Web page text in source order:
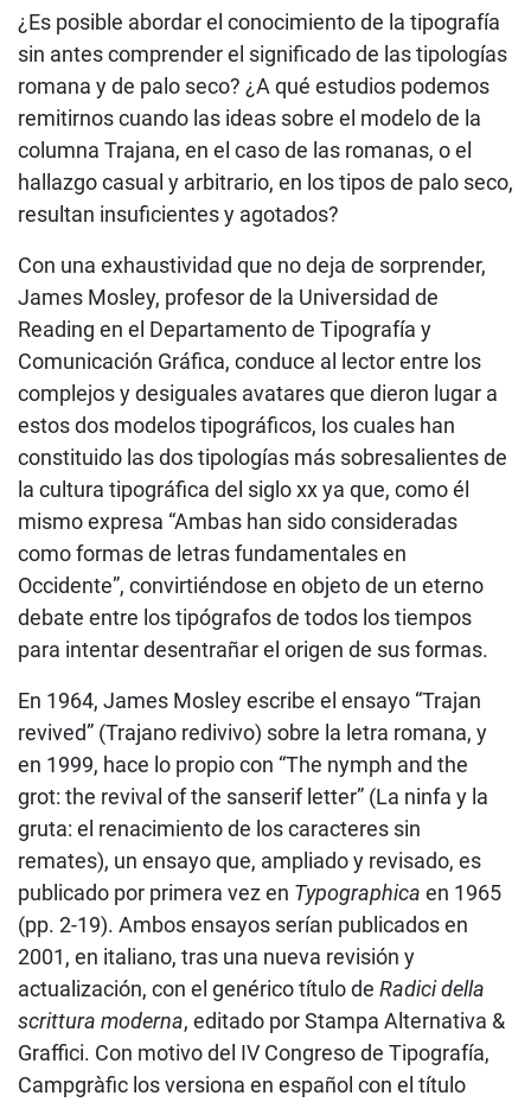
¿Es posible abordar el conocimiento de la tipografía
sin antes comprender el significado de las tipologías
romana y de palo seco? ¿A qué estudios podemos
remitirnos cuando las ideas sobre el modelo de la
columna Trajana, en el caso de las romanas, o el
hallazgo casual y arbitrario, en los tipos de palo seco,
resultan insuficientes y agotados?
Con una exhaustividad que no deja de sorprender,
James Mosley, profesor de la Universidad de
Reading en el Departamento de Tipografía y
Comunicación Gráfica, conduce al lector entre los
complejos y desiguales avatares que dieron lugar a
estos dos modelos tipográficos, los cuales han
constituido las dos tipologías más sobresalientes de
la cultura tipográfica del siglo xx ya que, como él
mismo expresa “Ambas han sido consideradas
como formas de letras fundamentales en
Occidente”, convirtiéndose en objeto de un eterno
debate entre los tipógrafos de todos los tiempos
para intentar desentrañar el origen de sus formas.
En 1964, James Mosley escribe el ensayo “Trajan
revived” (Trajano redivivo) sobre la letra romana, y
en 1999, hace lo propio con “The nymph and the
grot: the revival of the sanserif letter” (La ninfa y la
gruta: el renacimiento de los caracteres sin
remates), un ensayo que, ampliado y revisado, es
publicado por primera vez en Typographica en 1965
(pp. 2-19). Ambos ensayos serían publicados en
2001, en italiano, tras una nueva revisión y
actualización, con el genérico título de Radici della
scrittura moderna, editado por Stampa Alternativa &
Graffici. Con motivo del IV Congreso de Tipografía,
Campgràfic los versiona en español con el título